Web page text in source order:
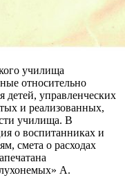
училища
относительно
детей, управленческих
и реализованных,
училища. В
о воспитанниках и
смета о расходах
А.